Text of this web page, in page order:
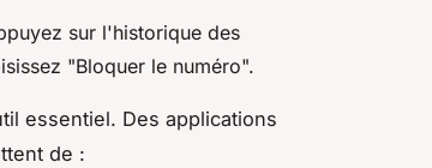
sur l'historique des
"Bloquer le numéro".
essentiel. Des applications
de :